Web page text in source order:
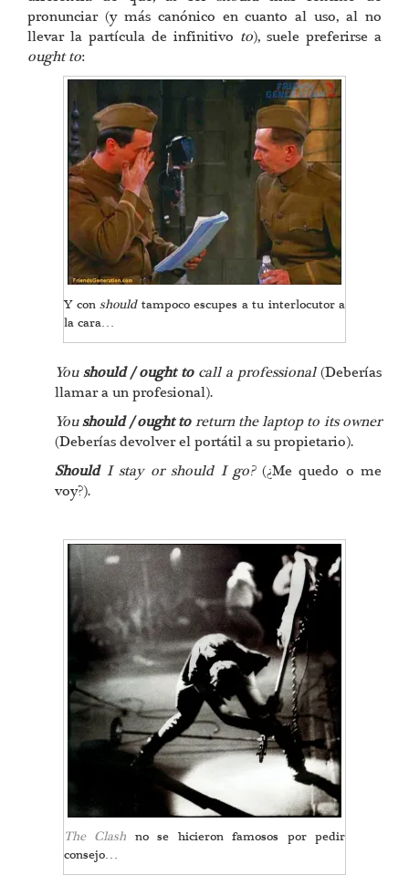
pronunciar (y más canónico en cuanto al uso, al no
llevar la partícula de infinitivo to), suele preferirse a
ought to:
Y con shouldtampoco escupes a tu interlocutor a
la cara…
Youshould / ought tocall a professional(Deberías
llamar a un profesional).
Youshould / ought toreturn the laptop to its owner
(Deberías devolver el portátil a su propietario).
ShouldI stay or should I go? (¿Me quedo o me
voy?).
The Clash no se hicieron famosos por pedir
consejo…